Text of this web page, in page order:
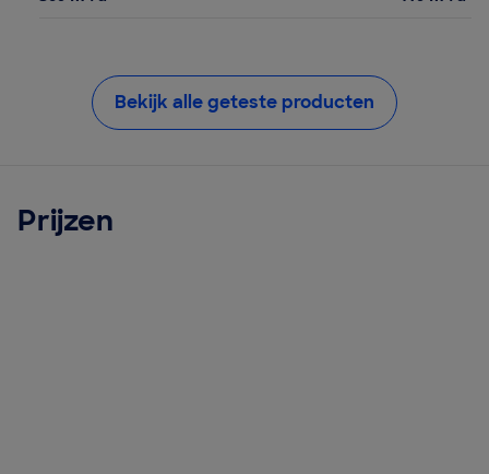
Bekijk alle geteste producten
Prijzen